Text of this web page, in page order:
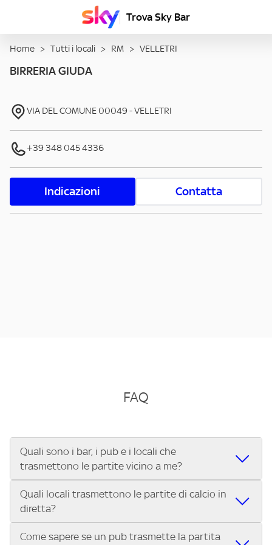
Trova Sky Bar
Home > Tutti i locali > RM > VELLETRI
BIRRERIA GIUDA
VIA DEL COMUNE 00049 -VELLETRI
+39 348 045 4336
Indicazioni Contatta
FAQ
Quali sono i bar, i pub e i locali che
trasmettono le partite vicino a me?
Se cerchi un bar, pub, ristorante o locale vicino a te per
vedere le partite di Serie A ENILIVE, la Serie C Sky Wifi, la
UEFA Champions League, la UEFA Europa League, la UEFA
Conference League, il Tennis, la Formula 1®, la MotoGP™ e
Quali locali trasmettono le partite di calcio in
diretta?
Vuoi sapere quali bar, pub o ristoranti mostrano le partite
Come sapere se un pub trasmette la partita